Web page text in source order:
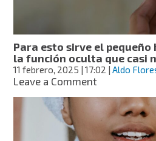
dure
hasta
un
mes
Para esto sirve el
la función oculta que casi
11 febrero, 2025 | 17:02 |Aldo
Leave a Commenton
esto
sirve
el